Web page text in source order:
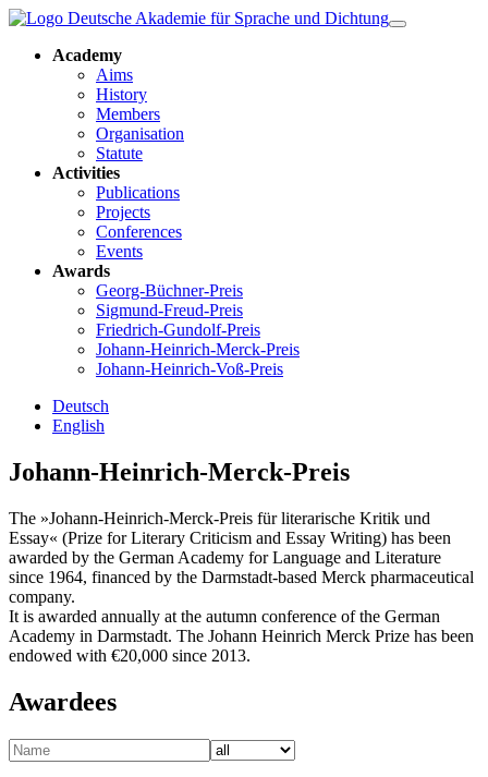
Academy
Aims
History
Members
Organisation
Statute
Activities
Publications
Projects
Conferences
Events
Awards
Georg-Büchner-Preis
Sigmund-Freud-Preis
Friedrich-Gundolf-Preis
Johann-Heinrich-Merck-Preis
Johann-Heinrich-Voß-Preis
Deutsch
English
Johann-Heinrich-Merck-Preis
The »Johann-Heinrich-Merck-Preis für literarische Kritik und
Essay« (Prize for Literary Criticism and Essay Writing) has been
awarded by the German Academy for Language and Literature
since 1964, financed by the Darmstadt-based Merck pharmaceutical
company.
It is awarded annually at the autumn conference of the German
Academy in Darmstadt. The Johann Heinrich Merck Prize has been
endowed with €20,000 since 2013.
Awardees